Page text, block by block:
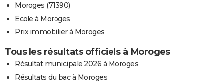
Moroges (71390)
Ecole à Moroges
Prix immobilier à Moroges
Tous les résultats officiels à Moroges
Résultat municipale 2026 à Moroges
Résultats du bac à Moroges